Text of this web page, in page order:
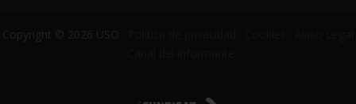
Copyright © 2026 USO ·